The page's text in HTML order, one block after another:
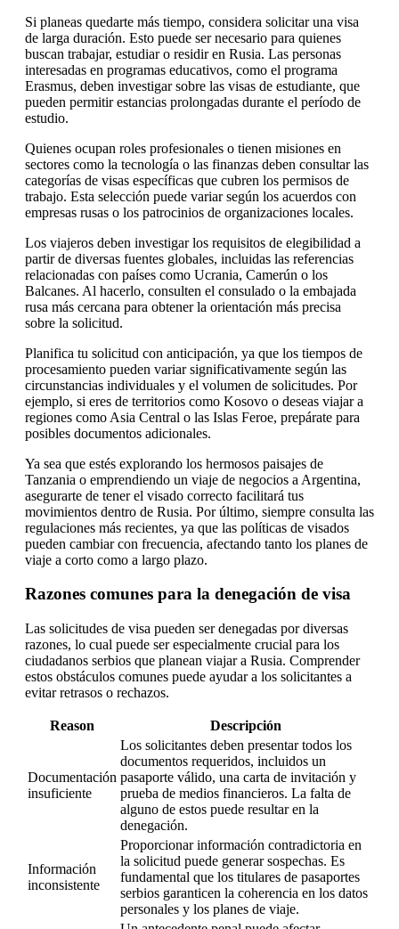
Si planeas quedarte más tiempo, considera solicitar una visa
de larga duración. Esto puede ser necesario para quienes
buscan trabajar, estudiar o residir en Rusia. Las personas
interesadas en programas educativos, como el programa
Erasmus, deben investigar sobre las visas de estudiante, que
pueden permitir estancias prolongadas durante el período de
estudio.
Quienes ocupan roles profesionales o tienen misiones en
sectores como la tecnología o las finanzas deben consultar las
categorías de visas específicas que cubren los permisos de
trabajo. Esta selección puede variar según los acuerdos con
empresas rusas o los patrocinios de organizaciones locales.
Los viajeros deben investigar los requisitos de elegibilidad a
partir de diversas fuentes globales, incluidas las referencias
relacionadas con países como Ucrania, Camerún o los
Balcanes. Al hacerlo, consulten el consulado o la embajada
rusa más cercana para obtener la orientación más precisa
sobre la solicitud.
Planifica tu solicitud con anticipación, ya que los tiempos de
procesamiento pueden variar significativamente según las
circunstancias individuales y el volumen de solicitudes. Por
ejemplo, si eres de territorios como Kosovo o deseas viajar a
regiones como Asia Central o las Islas Feroe, prepárate para
posibles documentos adicionales.
Ya sea que estés explorando los hermosos paisajes de
Tanzania o emprendiendo un viaje de negocios a Argentina,
asegurarte de tener el visado correcto facilitará tus
movimientos dentro de Rusia. Por último, siempre consulta las
regulaciones más recientes, ya que las políticas de visados
pueden cambiar con frecuencia, afectando tanto los planes de
viaje a corto como a largo plazo.
Razones comunes para la denegación de visa
Las solicitudes de visa pueden ser denegadas por diversas
razones, lo cual puede ser especialmente crucial para los
ciudadanos serbios que planean viajar a Rusia. Comprender
estos obstáculos comunes puede ayudar a los solicitantes a
evitar retrasos o rechazos.
Reason Descripción
Documentación
insuficiente
Los solicitantes deben presentar todos los
documentos requeridos, incluidos un
pasaporte válido, una carta de invitación y
prueba de medios financieros. La falta de
alguno de estos puede resultar en la
denegación.
Información
inconsistente
Proporcionar información contradictoria en
la solicitud puede generar sospechas. Es
fundamental que los titulares de pasaportes
serbios garanticen la coherencia en los datos
personales y los planes de viaje.